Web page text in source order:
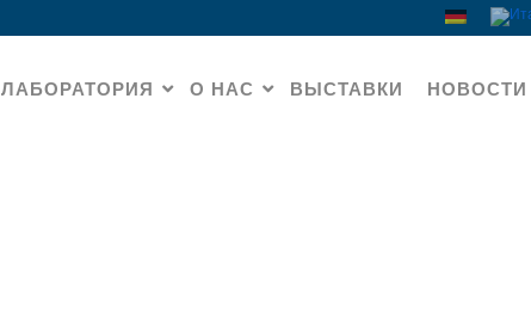
ЛАБОРАТОРИЯ О НАС ВЫСТАВКИ НОВОСТИ